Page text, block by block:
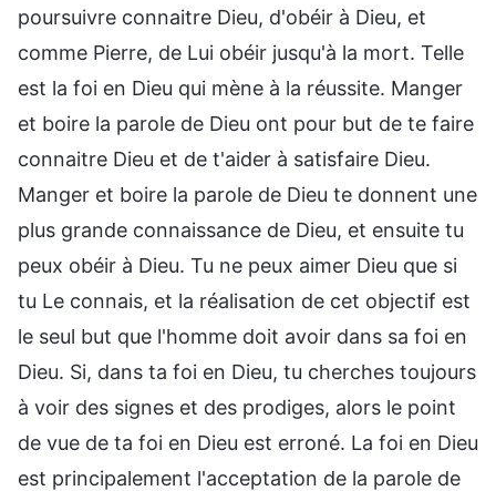
poursuivre connaitre Dieu, d'obéir à Dieu, et
comme Pierre, de Lui obéir jusqu'à la mort. Telle
est la foi en Dieu qui mène à la réussite. Manger
et boire la parole de Dieu ont pour but de te faire
connaitre Dieu et de t'aider à satisfaire Dieu.
Manger et boire la parole de Dieu te donnent une
plus grande connaissance de Dieu, et ensuite tu
peux obéir à Dieu. Tu ne peux aimer Dieu que si
tu Le connais, et la réalisation de cet objectif est
le seul but que l'homme doit avoir dans sa foi en
Dieu. Si, dans ta foi en Dieu, tu cherches toujours
à voir des signes et des prodiges, alors le point
de vue de ta foi en Dieu est erroné. La foi en Dieu
est principalement l'acceptation de la parole de